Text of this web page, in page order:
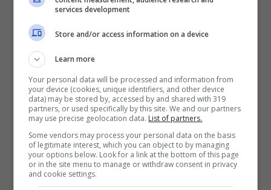
La Promessa, anticipazioni per la settimana fino al 12 luglio
(Credits: screenshot Mediaset Infinity) – ot11ot2.it
Intanto,Ayala è fermo nella convinzione di
trovare Margarita e obbligarla a sposarsi con
lui, mentre Lorenzo lo minaccia intimandogli
di lasciare in pace sia lei che sua figlia
services development
Store and/or access information on a device
Learn more
Your personal data will be processed and information from
your device (cookies, unique identifiers, and other device
data) may be stored by, accessed by and shared with 319
partners, or used specifically by this site. We and our partners
may use precise geolocation data. List of partners.
Some vendors may process your personal data on the basis
of legitimate interest, which you can object to by managing
your options below. Look for a link at the bottom of this page
or in the site menu to manage or withdraw consent in privacy
and cookie settings.